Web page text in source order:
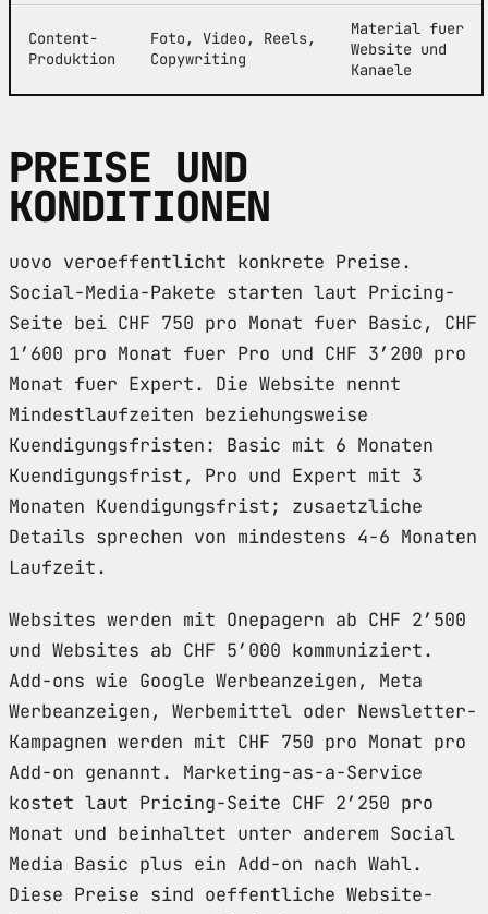
Content-
Produktion
Foto, Video, Reels,
Copywriting
Material fuer
Website und
Kanaele
PREISE UND
KONDITIONEN
uovo veroeffentlicht konkrete Preise.
Social-Media-Pakete starten laut Pricing-
Seite bei CHF 750 pro Monat fuer Basic, CHF
1’600 pro Monat fuer Pro und CHF 3’200 pro
Monat fuer Expert. Die Website nennt
Mindestlaufzeiten beziehungsweise
Kuendigungsfristen: Basic mit 6 Monaten
Kuendigungsfrist, Pro und Expert mit 3
Monaten Kuendigungsfrist; zusaetzliche
Details sprechen von mindestens 4-6 Monaten
Laufzeit.
Websites werden mit Onepagern ab CHF 2’500
und Websites ab CHF 5’000 kommuniziert.
Add-ons wie Google Werbeanzeigen, Meta
Werbeanzeigen, Werbemittel oder Newsletter-
Kampagnen werden mit CHF 750 pro Monat pro
Add-on genannt. Marketing-as-a-Service
kostet laut Pricing-Seite CHF 2’250 pro
Monat und beinhaltet unter anderem Social
Media Basic plus ein Add-on nach Wahl.
Diese Preise sind oeffentliche Website-